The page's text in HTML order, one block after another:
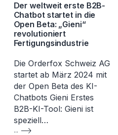
Der weltweit erste B2B-
Chatbot startet in die
Open Beta: „Gieni“
revolutioniert
Fertigungsindustrie
Die Orderfox Schweiz AG
startet ab März 2024 mit
der Open Beta des KI-
Chatbots Gieni Erstes
B2B-KI-Tool: Gieni ist
speziell…
...